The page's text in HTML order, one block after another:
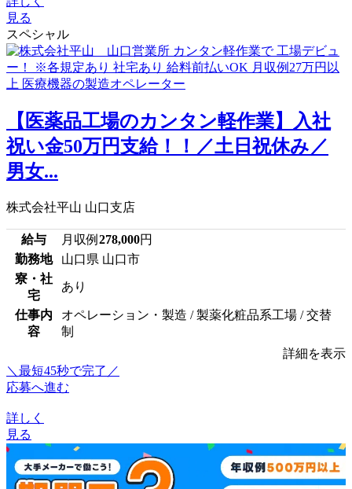
見る
スペシャル
【医薬品工場のカンタン軽作業】入社
祝い金50万円支給！！／土日祝休み／
男女...
株式会社平山 山口支店
給与 月収例 278,000円
勤務地
山口県 山口市
寮・社
宅
あり
仕事内
容
オペレーション・製造 / 製薬化粧品系工場 / 交替
制
詳細を表示
＼最短45秒で完了／
応募へ進む
詳しく
見る